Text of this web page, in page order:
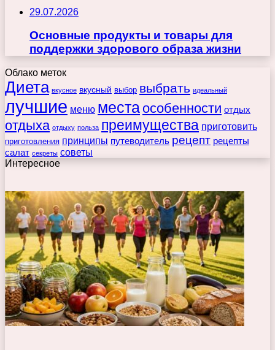
29.07.2026
Основные продукты и товары для
поддержки здорового образа жизни
Облако меток
Диета вкусное вкусный выбор выбрать идеальный
лучшие меню места особенности отдых
отдыха отдыху польза преимущества приготовить
приготовления принципы путеводитель рецепт рецепты
салат секреты советы
Интересное